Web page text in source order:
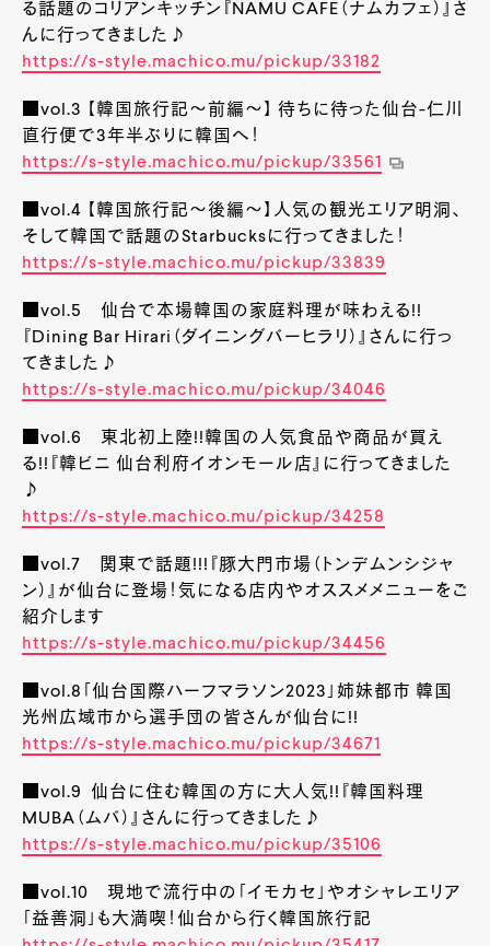
る話題のコリアンキッチン『NAMU CAFE（ナムカフェ）』さ
んに行ってきました♪
https://s-style.machico.mu/pickup/33182
■vol.3 【韓国旅行記～前編～】 待ちに待った仙台-仁川
直行便で3年半ぶりに韓国へ！
https://s-style.machico.mu/pickup/33561
■vol.4 【韓国旅行記～後編～】人気の観光エリア明洞、
そして韓国で話題のStarbucksに行ってきました！
https://s-style.machico.mu/pickup/33839
■vol.5 仙台で本場韓国の家庭料理が味わえる!!
『Dining Bar Hirari（ダイニングバーヒラリ）』さんに行っ
てきました♪
https://s-style.machico.mu/pickup/34046
■vol.6 東北初上陸!!韓国の人気食品や商品が買え
る!!『韓ビニ 仙台利府イオンモール店』に行ってきました
♪
https://s-style.machico.mu/pickup/34258
■vol.7 関東で話題!!!『豚大門市場（トンデムンシジャ
ン）』が仙台に登場！気になる店内やオススメメニューをご
紹介します
https://s-style.machico.mu/pickup/34456
■vol.8「仙台国際ハーフマラソン2023」姉妹都市 韓国
光州広域市から選手団の皆さんが仙台に!!
https://s-style.machico.mu/pickup/34671
■vol.9 仙台に住む韓国の方に大人気!!『韓国料理
MUBA（ムバ）』さんに行ってきました♪
https://s-style.machico.mu/pickup/35106
■vol.10 現地で流行中の「イモカセ」やオシャレエリア
「益善洞」も大満喫！仙台から行く韓国旅行記